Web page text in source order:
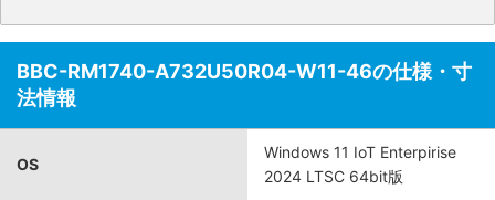
BBC-RM1740-A732U50R04-W11-46の仕様・寸
法情報
OS
Windows 11 IoT Enterpirise
2024 LTSC 64bit版